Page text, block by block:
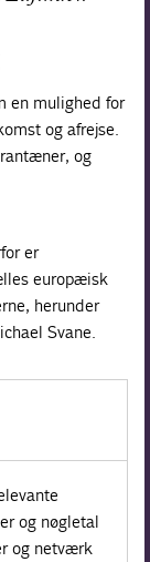
en mulighed for
og afrejse.
og
er
europæisk
herunder
Svane.
og nøgletal
og netværk